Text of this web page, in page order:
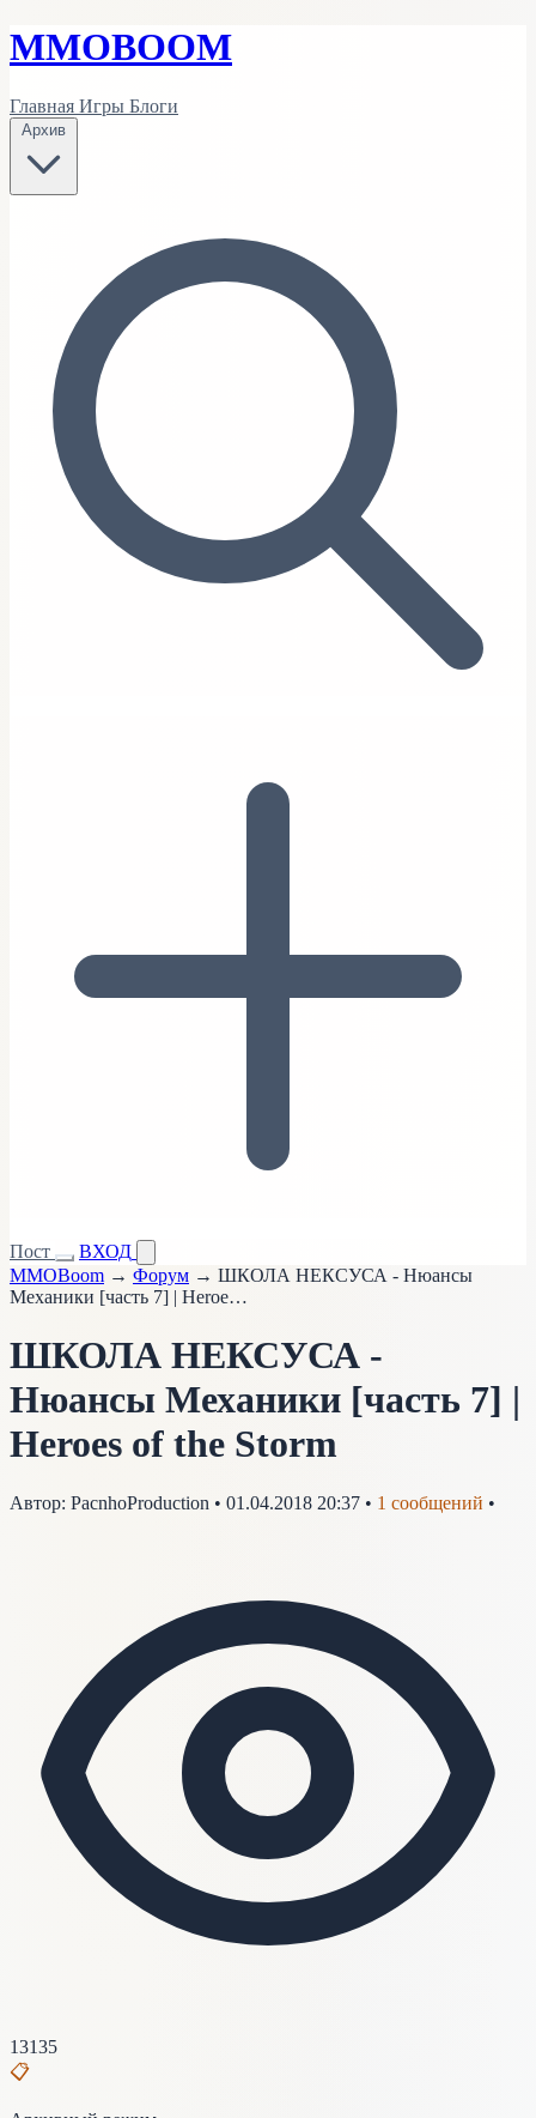
MMOBOOM
Главная Игры Блоги
Архив
Пост
ВХОД
MMOBoom → Форум → ШКОЛА НЕКСУСА - Нюансы
Механики [часть 7] | Heroe…
ШКОЛА НЕКСУСА -
Нюансы Механики [часть 7] |
Heroes of the Storm
Автор: PacnhoProduction • 01.04.2018 20:37 • 1 сообщений •
13135
📋